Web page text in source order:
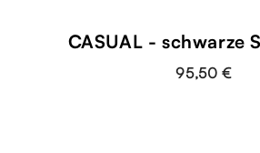
CASUAL - schwarze
95,50 €